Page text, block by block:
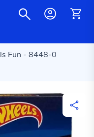
Fun - 8448-0